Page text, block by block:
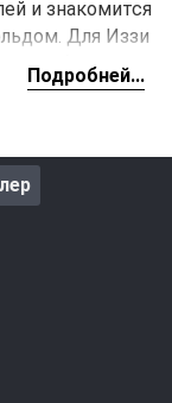
и знакомится
Для Иззи
большой
она
как
Подробней...